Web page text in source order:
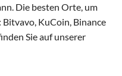
Die besten Orte, um
Bitvavo, KuCoin, Binance
Sie auf unserer